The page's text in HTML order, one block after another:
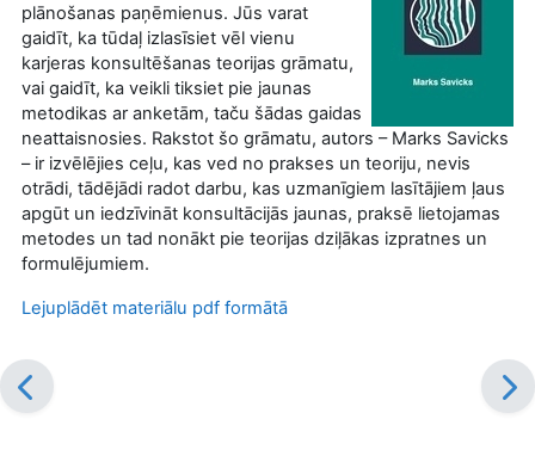
plānošanas paņēmienus. Jūs varat
gaidīt, ka tūdaļ izlasīsiet vēl vienu
karjeras konsultēšanas teorijas grāmatu,
vai gaidīt, ka veikli tiksiet pie jaunas
metodikas ar anketām, taču šādas gaidas
neattaisnosies. Rakstot šo grāmatu, autors – Marks Savicks
– ir izvēlējies ceļu, kas ved no prakses un teoriju, nevis
otrādi, tādējādi radot darbu, kas uzmanīgiem lasītājiem ļaus
apgūt un iedzīvināt konsultācijās jaunas, praksē lietojamas
metodes un tad nonākt pie teorijas dziļākas izpratnes un
formulējumiem.
Lejuplādēt materiālu pdf formātā